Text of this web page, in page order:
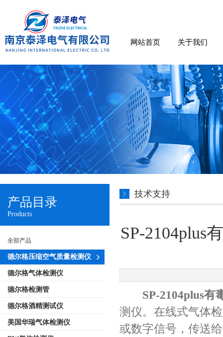
网站首页 关于我们
产品目录
Products
全部产品
德尔格压缩空气质量检测仪
德尔格气体检测仪
德尔格检测管
德尔格酒精测试仪
美国华瑞气体检测仪
技术支持
SP-2104plus
SP-2104plus有
测仪。在线式气体
或数字信号，传送